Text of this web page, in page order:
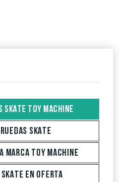
SKATE TOY MACHINE
SKATE
MARCA TOY MACHINE
EN OFERTA